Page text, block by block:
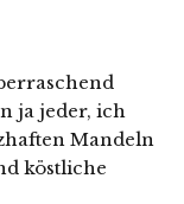
ja jeder, ich
Mandeln
köstliche